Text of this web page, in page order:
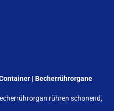
| Becherrührorgane
rühren schonend,